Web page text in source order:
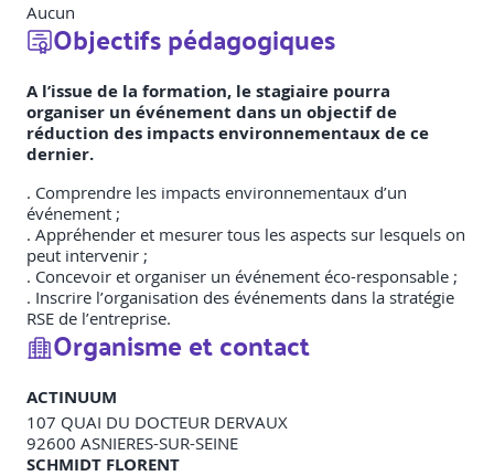
Aucun
Objectifs pédagogiques
A l’issue de la formation, le stagiaire pourra
organiser un événement dans un objectif de
réduction des impacts environnementaux de ce
dernier.
. Comprendre les impacts environnementaux d’un
événement ;
. Appréhender et mesurer tous les aspects sur lesquels on
peut intervenir ;
. Concevoir et organiser un événement éco-responsable ;
. Inscrire l’organisation des événements dans la stratégie
RSE de l’entreprise.
Organisme et contact
ACTINUUM
107 QUAI DU DOCTEUR DERVAUX
92600 ASNIERES-SUR-SEINE
SCHMIDT FLORENT